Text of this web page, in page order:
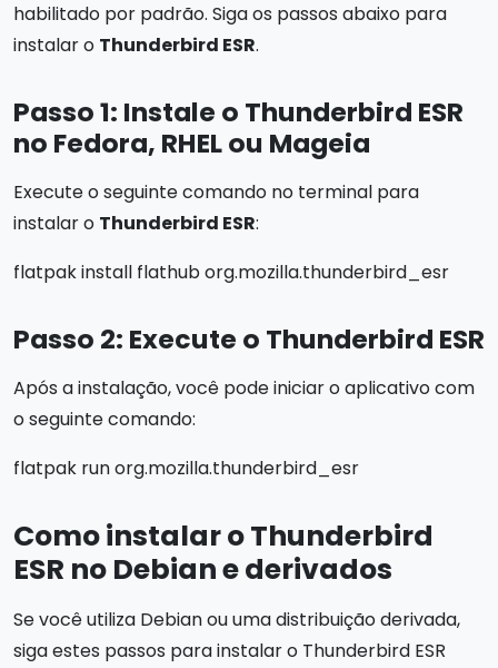
habilitado por padrão. Siga os passos abaixo para
instalar o Thunderbird ESR.
Passo 1: Instale o Thunderbird ESR
no Fedora, RHEL ou Mageia
Execute o seguinte comando no terminal para
instalar o Thunderbird ESR:
flatpak install flathub org.mozilla.thunderbird_esr
Passo 2: Execute o Thunderbird ESR
Após a instalação, você pode iniciar o aplicativo com
o seguinte comando:
flatpak run org.mozilla.thunderbird_esr
Como instalar o Thunderbird
ESR no Debian e derivados
Se você utiliza Debian ou uma distribuição derivada,
siga estes passos para instalar o Thunderbird ESR